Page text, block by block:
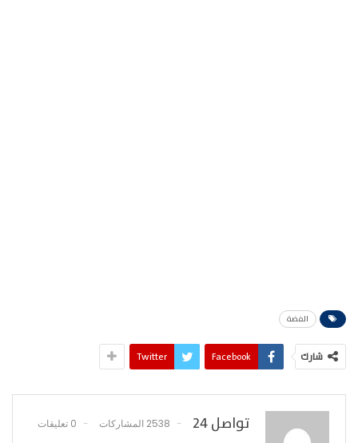
الفضة
شارك Facebook
Twitter
تواصل 24 2538 المشاركات 0 تعليقات